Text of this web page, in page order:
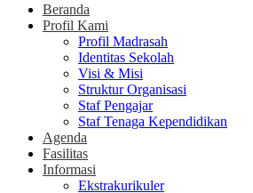
Beranda
Profil Kami
Profil Madrasah
Identitas Sekolah
Visi & Misi
Struktur Organisasi
Staf Pengajar
Staf Tenaga Kependidikan
Agenda
Fasilitas
Informasi
Ekstrakurikuler